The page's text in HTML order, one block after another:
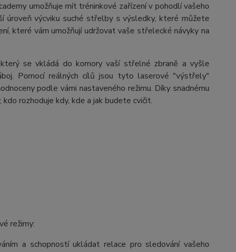
umožňuje mít tréninkové zařízení v pohodlí vašeho
úroveň výcviku suché střelby s výsledky, které můžete
které vám umožňují udržovat vaše střelecké návyky na
se vkládá do komory vaší střelné zbraně a vyšle
Pomocí reálných cílů jsou tyto laserové "výstřely"
podle vámi nastaveného režimu. Díky snadnému
rozhoduje kdy, kde a jak budete cvičit.
režimy:
a schopností ukládat relace pro sledování vašeho